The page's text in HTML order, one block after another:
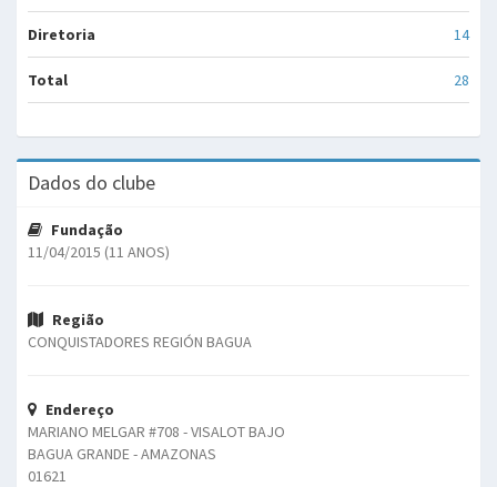
Diretoria 14
Total 28
Dados do clube
Fundação
11/04/2015 (11 ANOS)
Região
CONQUISTADORES REGIÓN BAGUA
Endereço
MARIANO MELGAR #708 - VISALOT BAJO
BAGUA GRANDE - AMAZONAS
01621